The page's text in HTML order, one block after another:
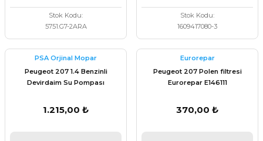
Stok Kodu
5751.G7-2ARA
Stok Kodu
1609417080-3
PSA Orjinal Mopar
Peugeot 207 1.4 Benzinli
Devirdaim Su Pompası
1.215,00 ₺
Eurorepar
Peugeot 207 Polen filtresi
Eurorepar E146111
370,00 ₺